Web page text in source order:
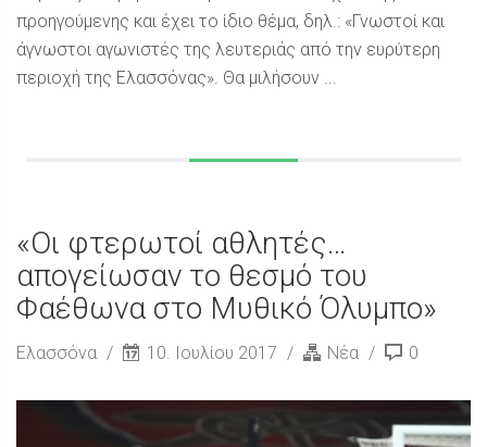
προηγούμενης και έχει το ίδιο θέμα, δηλ.: «Γνωστοί και
άγνωστοι αγωνιστές της λευτεριάς από την ευρύτερη
περιοχή της Ελασσόνας». Θα μιλήσουν ...
«Οι φτερωτοί αθλητές…
απογείωσαν το θεσμό του
Φαέθωνα στο Μυθικό Όλυμπο»
Ελασσόνα 10. Ιουλίου 2017 Νέα 0